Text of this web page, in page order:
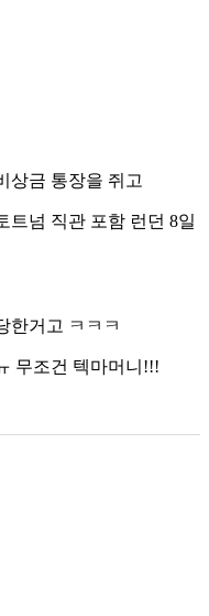
상금 통장을 쥐고
트넘 직관 포함 런던 8일
한거고 ㅋㅋㅋ
무조건 텍마머니!!!